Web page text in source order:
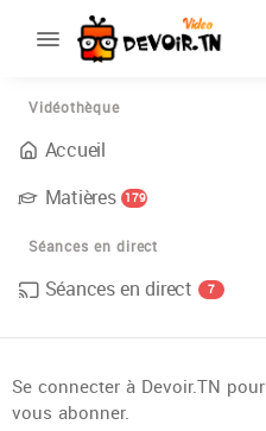
Vidéothèque
Accueil
Matières 179
Séances en direct
Séances en direct 7
Se connecter à Devoir.TN pour
vous abonner.